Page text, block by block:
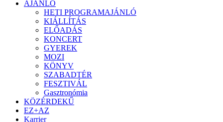
AJÁNLÓ
HETI PROGRAMAJÁNLÓ
KIÁLLÍTÁS
ELŐADÁS
KONCERT
GYEREK
MOZI
KÖNYV
SZABADTÉR
FESZTIVÁL
Gasztronómia
KÖZÉRDEKŰ
EZ+AZ
Karrier